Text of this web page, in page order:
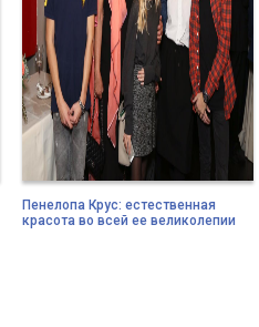
Пенелопа Крус: естественная
красота во всей ее великолепии